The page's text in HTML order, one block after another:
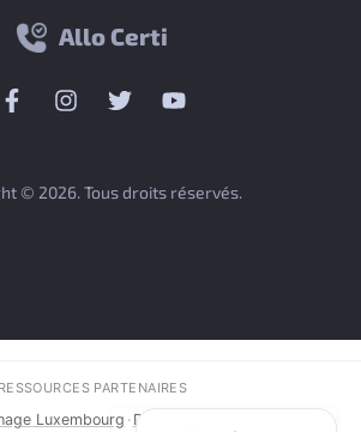
Allo Certi
© 2026. Tous droits réservés.
RESSOURCES PARTENAIRES
Luxembourg · Débouchage Canalisation